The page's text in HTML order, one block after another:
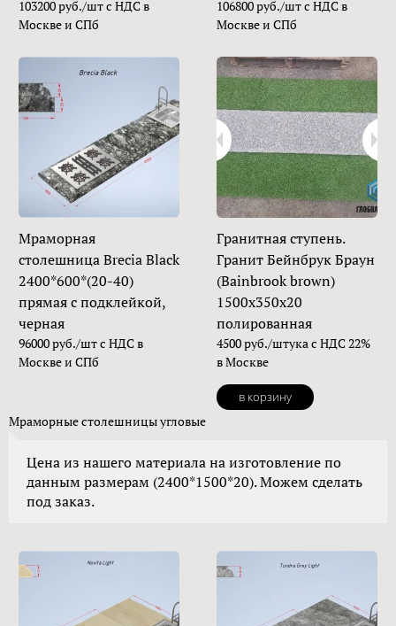
103200 руб./шт с НДС в
Москве и СПб
106800 руб./шт с НДС в
Москве и СПб
Мраморная
столешница Brecia Black
2400*600*(20-40)
прямая с подклейкой,
черная
96000 руб./шт с НДС в
Москве и СПб
Гранитная ступень.
Гранит Бейнбрук Браун
(Bainbrook brown)
1500х350х20
полированная
4500 руб./штука с НДС 22%
в Москве
в корзину
Мраморные столешницы угловые
Цена из нашего материала на изготовление по
данным размерам (2400*1500*20). Можем сделать
под заказ.